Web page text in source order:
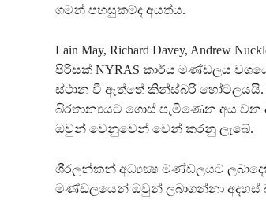
ගමන් පහසුකම්ද අයත්ය.
Lain May, Richard Davey,
පිරිසක් NYRAS කාර්ය මණ්ඩලය
ස්ථාන වී ඇත්තේ කින්ස්බරි හෝටලයයි.
බි‍්‍රතාන්‍යයට ගොස් පැමිණෙන අය වන
ඔවුන් වෙනුවෙන් වෙන් කරනු ලැබේ.
ශී‍්‍රලන්කන් අධ්‍යක්‍ෂ මණ්ඩලයට
මණ්ඩලයෙන් ඔවුන් ලබාගන්නා අදහස්